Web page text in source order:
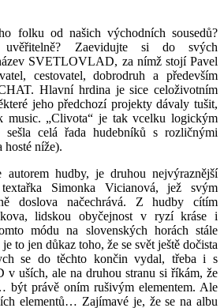
folku od našich východních sousedů?
Zaevidujte si do svých
SVETLOVLAD, za nímž stojí Pavel
cestovatel, dobrodruh a především
Hlavní hrdina je sice celoživotním
jeho předchozí projekty dávaly tušit,
„Clivota“ je tak vcelku logickým
sešla celá řada hudebníků s rozličnými
hosté níže).
hudby, je druhou nejvýraznější
Simonka Vicianová, jež svým
doslova načechrává. Z hudby cítím
lidskou obyčejnost v ryzí kráse i
módu na slovenských horách stále
to jen důkaz toho, že se svět ještě dočista
se do těchto končin vydal, třeba i s
uších, ale na druhou stranu si říkám, že
být právě oním rušivým elementem. Ale
elementů… Zajímavé je, že se na albu